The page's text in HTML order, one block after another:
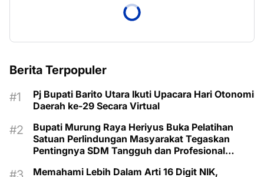
Berita Terpopuler
Pj Bupati Barito Utara Ikuti Upacara Hari Otonomi
Daerah ke-29 Secara Virtual
Bupati Murung Raya Heriyus Buka Pelatihan
Satuan Perlindungan Masyarakat Tegaskan
Pentingnya SDM Tangguh dan Profesional
Memahami Lebih Dalam Arti 16 Digit NIK,